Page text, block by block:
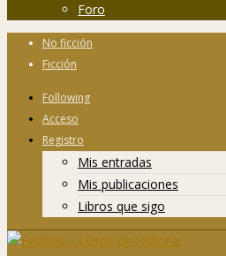
Foro
No ficción
Ficción
Following
Acceso
Registro
Mis entradas
Mis publicaciones
Libros que sigo